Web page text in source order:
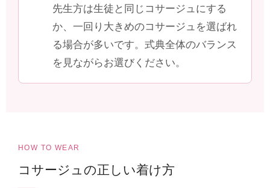
先生方は生徒と同じコサージュにする
か、一回り大きめのコサージュを選ばれ
る場合が多いです。式典全体のバランス
を見ながらお選びください。
HOW TO WEAR
コサージュの正しい着け方